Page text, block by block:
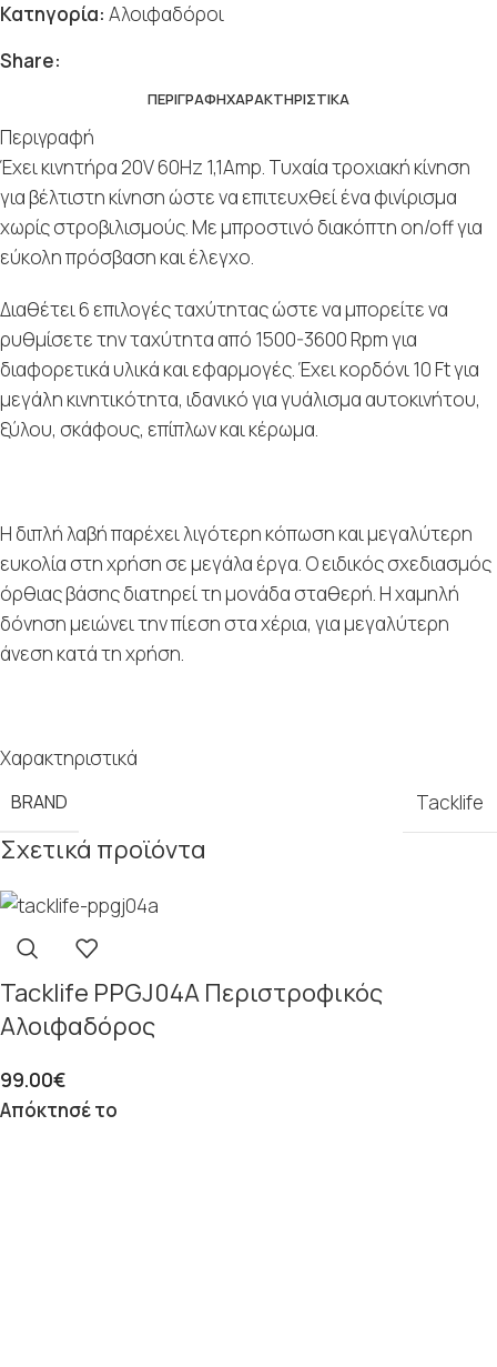
Κατηγορία: Αλοιφαδόροι
Share:
ΠΕΡΙΓΡΑΦΉΧΑΡΑΚΤΗΡΙΣΤΙΚΆ
Περιγραφή
Έχει κινητήρα 20V 60Hz 1,1Amp. Τυχαία τροχιακή κίνηση
για βέλτιστη κίνηση ώστε να επιτευχθεί ένα φινίρισμα
χωρίς στροβιλισμούς. Με μπροστινό διακόπτη on/off για
εύκολη πρόσβαση και έλεγχο.
Διαθέτει 6 επιλογές ταχύτητας ώστε να μπορείτε να
ρυθμίσετε την ταχύτητα από 1500-3600 Rpm για
διαφορετικά υλικά και εφαρμογές. Έχει κορδόνι 10 Ft για
μεγάλη κινητικότητα, ιδανικό για γυάλισμα αυτοκινήτου,
ξύλου, σκάφους, επίπλων και κέρωμα.
Η διπλή λαβή παρέχει λιγότερη κόπωση και μεγαλύτερη
ευκολία στη χρήση σε μεγάλα έργα. Ο ειδικός σχεδιασμός
όρθιας βάσης διατηρεί τη μονάδα σταθερή. Η χαμηλή
δόνηση μειώνει την πίεση στα χέρια, για μεγαλύτερη
άνεση κατά τη χρήση.
Χαρακτηριστικά
BRAND Tacklife
Σχετικά προϊόντα
Tacklife PPGJ04A Περιστροφικός
Αλοιφαδόρος
99.00€
Απόκτησέ το